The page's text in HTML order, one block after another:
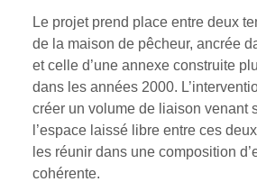
Le projet prend place entre deux
de la maison de pêcheur, ancrée
et celle d’une annexe construite
dans les années 2000.
créer un volume de liaison venant
l’espace laissé libre entre ces
les réunir dans une composition
cohérente.